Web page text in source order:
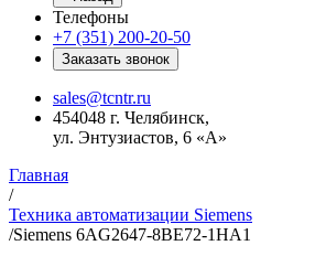
Телефоны
+7 (351) 200-20-50
Заказать звонок
sales@tcntr.ru
454048 г. Челябинск,
ул. Энтузиастов, 6 «А»
Главная
/
Техника автоматизации Siemens
/Siemens 6AG2647-8BE72-1HA1